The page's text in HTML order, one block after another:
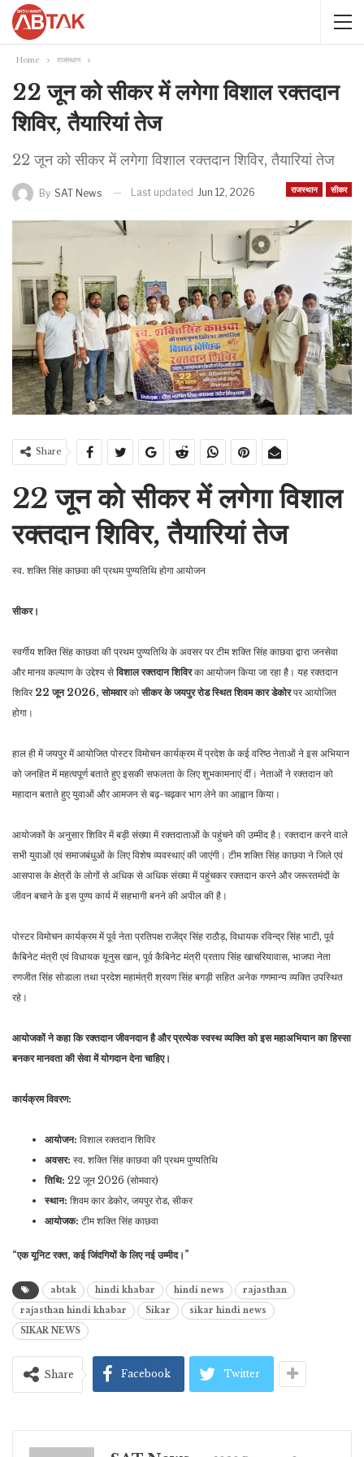
Home राजस्थान
22 जून को सीकर में लगेगा विशाल रक्तदान
शिविर, तैयारियां तेज
22 जून को सीकर में लगेगा विशाल रक्तदान शिविर, तैयारियां तेज
राजस्थान सीकर
By SAT News Last updated Jun 12, 2026
Share
22 जून को सीकर में लगेगा विशाल
रक्तदान शिविर, तैयारियां तेज
स्व. शक्ति सिंह काछवा की प्रथम पुण्यतिथि होगा आयोजन
सीकर।
स्वर्गीय शक्ति सिंह काछवा की प्रथम पुण्यतिथि के अवसर पर टीम शक्ति सिंह काछवा द्वारा जनसेवा
और मानव कल्याण के उद्देश्य से विशाल रक्तदान शिविरका आयोजन किया जा रहा है। यह रक्तदान
शिविर 22 जून 2026, सोमवारको सीकर के जयपुर रोड स्थित शिवम कार डेकोरपर आयोजित
होगा।
हाल ही में जयपुर में आयोजित पोस्टर विमोचन कार्यक्रम में प्रदेश के कई वरिष्ठ नेताओं ने इस अभियान
को जनहित में महत्वपूर्ण बताते हुए इसकी सफलता के लिए शुभकामनाएं दीं। नेताओं ने रक्तदान को
महादान बताते हुए युवाओं और आमजन से बढ़-चढ़कर भाग लेने का आह्वान किया।
आयोजकों के अनुसार शिविर में बड़ी संख्या में रक्तदाताओं के पहुंचने की उम्मीद है। रक्तदान करने वाले
सभी युवाओं एवं समाजबंधुओं के लिए विशेष व्यवस्थाएं की जाएंगी। टीम शक्ति सिंह काछवा ने जिले एवं
आसपास के क्षेत्रों के लोगों से अधिक से अधिक संख्या में पहुंचकर रक्तदान करने और जरूरतमंदों के
जीवन बचाने के इस पुण्य कार्य में सहभागी बनने की अपील की है।
पोस्टर विमोचन कार्यक्रम में पूर्व नेता प्रतिपक्षराजेंद्र सिंह राठौड़, विधायक रविन्द्र सिंह भाटी, पूर्व
कैबिनेट मंत्री एवं विधायक यूनुस खान, पूर्व कैबिनेट मंत्री प्रताप सिंह खाचरियावास, भाजपा नेता
रणजीत सिंह सोडाला तथा प्रदेश महामंत्री श्रवण सिंह बगड़ी सहित अनेक गणमान्य व्यक्ति उपस्थित
रहे।
आयोजकों ने कहा कि रक्तदान जीवनदान है और प्रत्येक स्वस्थ व्यक्ति को इस महाअभियान का हिस्सा
बनकर मानवता की सेवा में योगदान देना चाहिए।
कार्यक्रम विवरण:
आयोजन: विशाल रक्तदान शिविर
अवसर: स्व. शक्ति सिंह काछवा की प्रथम पुण्यतिथि
तिथि: 22 जून 2026 (सोमवार)
स्थान: शिवम कार डेकोर, जयपुर रोड, सीकर
आयोजक: टीम शक्ति सिंह काछवा
“एक यूनिट रक्त, कई जिंदगियों के लिए नई उम्मीद।”
abtak hindi khabar hindi news
rajasthan
rajasthan hindi khabar
Sikar
sikar hindi news
SIKAR NEWS
Share Facebook Twitter